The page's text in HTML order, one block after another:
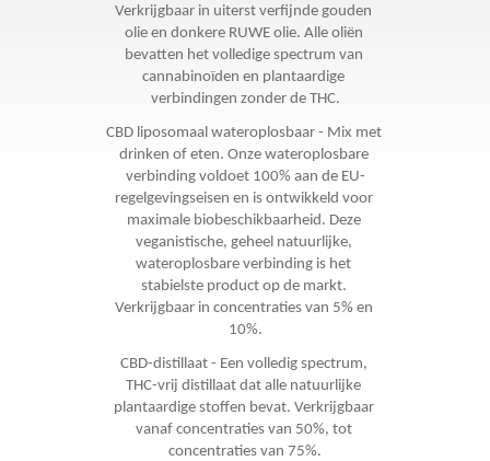
Verkrijgbaar in uiterst verfijnde gouden
olie en donkere RUWE olie. Alle oliën
bevatten het volledige spectrum van
cannabinoïden en plantaardige
verbindingen zonder de THC.
CBD liposomaal wateroplosbaar - Mix met
drinken of eten. Onze wateroplosbare
verbinding voldoet 100% aan de EU-
regelgevingseisen en is ontwikkeld voor
maximale biobeschikbaarheid. Deze
veganistische, geheel natuurlijke,
wateroplosbare verbinding is het
stabielste product op de markt.
Verkrijgbaar in concentraties van 5% en
10%.
CBD-distillaat - Een volledig spectrum,
THC-vrij distillaat dat alle natuurlijke
plantaardige stoffen bevat. Verkrijgbaar
vanaf concentraties van 50%, tot
concentraties van 75%.